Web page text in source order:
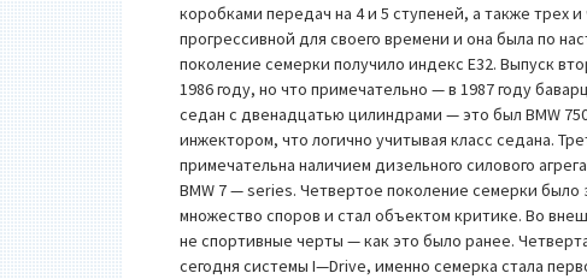
коробками передач на 4 и 5 ступеней, а также трех
прогрессивной для своего времени и она была по
поколение семерки получило индекс E32. Выпуск
1986 году, но что примечательно — в 1987 году
седан с двенадцатью цилиндрами — это был BMW
инжектором, что логично учитывая класс седана.
примечательна наличием дизельного силового
BMW 7 — series. Четвертое поколение семерки
множество споров и стал объектом критике. Во
не спортивные черты — как это было ранее.
сегодня системы I—Drive, именно семерка стала